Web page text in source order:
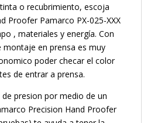
o recubrimiento, escoja
Proofer Pamarco PX-025-XXX
, materiales y energía. Con
montaje en prensa es muy
poder checar el color
de entrar a prensa.
presion por medio de un
Precision Hand Proofer